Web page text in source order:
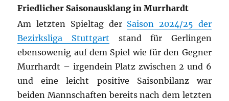
Friedlicher Saisonausklang in Murrhardt
Am letzten Spieltag der Saison 2024/25 der
Bezirksliga Stuttgart stand für Gerlingen
ebensowenig auf dem Spiel wie für den Gegner
Murrhardt – irgendein Platz zwischen 2 und 6
und eine leicht positive Saisonbilanz war
beiden Mannschaften bereits nach dem letzten